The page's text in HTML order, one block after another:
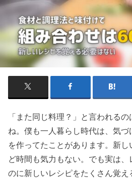
「また同じ料理？」と言われる
ね。僕も一人暮らし時代は、気
を作ってたことがあります。新
ど時間も気力もない。でも実は
のに新しいレシピをたくさん覚え